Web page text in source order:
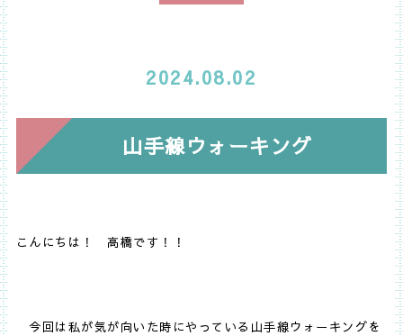
2024.08.02
山手線ウォーキング
こんにちは！ 高橋です！！
今回は私が気が向いた時にやっている山手線ウォーキングを